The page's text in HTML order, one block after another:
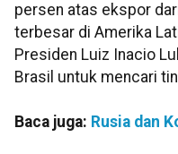
persen atas ekspor
terbesar di Amerika
Presiden Luiz Inacio
Brasil untuk mencari
Baca juga: Rusia dan